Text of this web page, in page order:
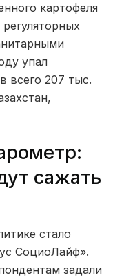
картофеля
упал
всего 207 тыс.
сажать
стало
СоциоЛайф».
задали